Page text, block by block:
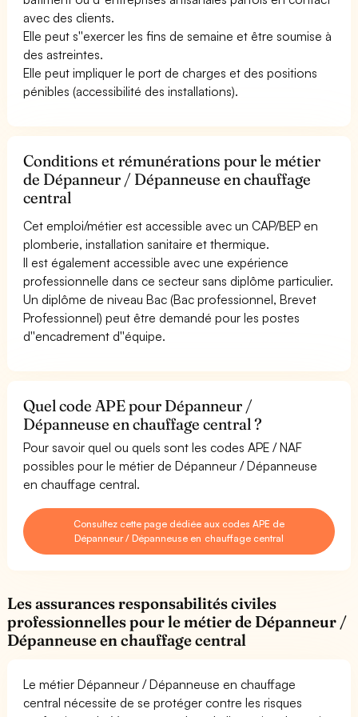
avec des clients.
Elle peut s''exercer les fins de semaine et être soumise à
des astreintes.
Elle peut impliquer le port de charges et des positions
pénibles (accessibilité des installations).
Conditions et rémunérations pour le métier
de Dépanneur / Dépanneuse en chauffage
central
Cet emploi/métier est accessible avec un CAP/BEP en
plomberie, installation sanitaire et thermique.
Il est également accessible avec une expérience
professionnelle dans ce secteur sans diplôme particulier.
Un diplôme de niveau Bac (Bac professionnel, Brevet
Professionnel) peut être demandé pour les postes
d''encadrement d''équipe.
Quel code APE pour Dépanneur /
Dépanneuse en chauffage central ?
Pour savoir quel ou quels sont les codes APE / NAF
possibles pour le métier de Dépanneur / Dépanneuse
en chauffage central.
Consultez cette page dédiée aux codes APE de
Dépanneur / Dépanneuse en chauffage central
Les assurances responsabilités civiles
professionnelles pour le métier de Dépanneur /
Dépanneuse en chauffage central
Le métier Dépanneur / Dépanneuse en chauffage
central nécessite de se protéger contre les risques